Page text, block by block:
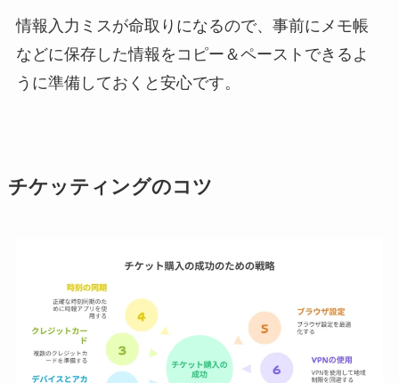
情報入力ミスが命取りになるので、事前にメモ帳
などに保存した情報をコピー＆ペーストできるよ
うに準備しておくと安心です。
チケッティングのコツ